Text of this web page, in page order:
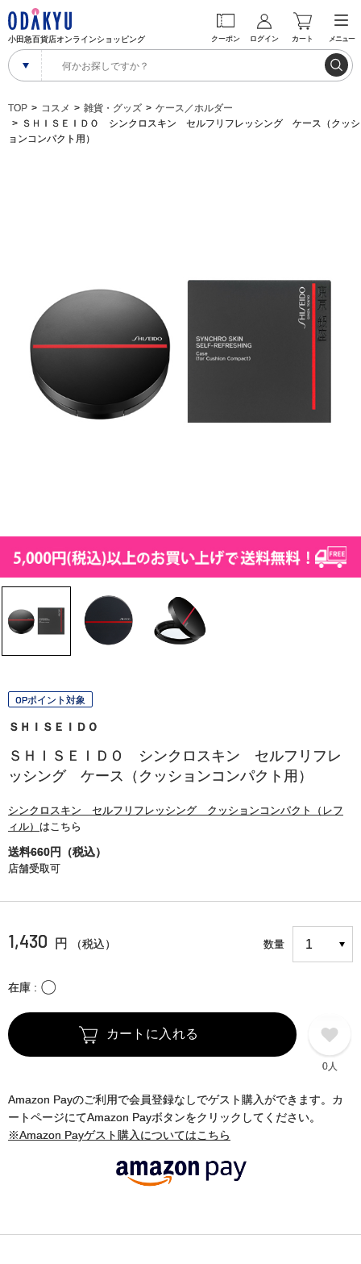
小田急百貨店オンラインショッピング クーポン ログイン カート メニュー
TOP コスメ 雑貨・グッズ
ケース／ホルダー
ＳＨＩＳＥＩＤＯ シンクロスキン セルフリフレッシング ケース（クッシ
ョンコンパクト用）
OPポイント対象
ＳＨＩＳＥＩＤＯ
ＳＨＩＳＥＩＤＯ シンクロスキン セルフリフレ
ッシング ケース（クッションコンパクト用）
シンクロスキン セルフリフレッシング クッションコンパクト（レフ
ィル） はこちら
送料660円（税込）
店舗受取可
1,430 円 （税込） 数量
在庫 〇
カートに入れる
0人
Amazon Payのご利用で会員登録なしでゲスト購入ができます。カ
ートページにてAmazon Payボタンをクリックしてください。
※Amazon Payゲスト購入についてはこちら